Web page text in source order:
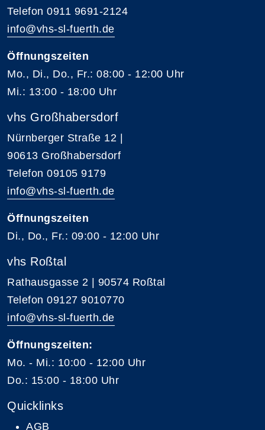
Telefon 0911 9691-2124
info@vhs-sl-fuerth.de
Öffnungszeiten
Mo., Di., Do., Fr.: 08:00 - 12:00 Uhr
Mi.: 13:00 - 18:00 Uhr
vhs Großhabersdorf
Nürnberger Straße 12 |
90613 Großhabersdorf
Telefon 09105 9179
info@vhs-sl-fuerth.de
Öffnungszeiten
Di., Do., Fr.: 09:00 - 12:00 Uhr
vhs Roßtal
Rathausgasse 2 | 90574 Roßtal
Telefon 09127 9010770
info@vhs-sl-fuerth.de
Öffnungszeiten:
Mo. - Mi.: 10:00 - 12:00 Uhr
Do.: 15:00 - 18:00 Uhr
Quicklinks
AGB